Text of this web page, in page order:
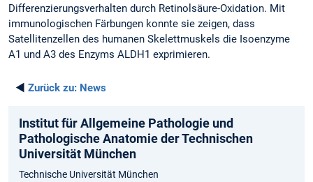
Differenzierungsverhalten durch Retinolsäure-Oxidation. Mit
immunologischen Färbungen konnte sie zeigen, dass
Satellitenzellen des humanen Skelettmuskels die Isoenzyme
A1 und A3 des Enzyms ALDH1 exprimieren.
◄ Zurück zu: News
Institut für Allgemeine Pathologie und
Pathologische Anatomie der Technischen
Universität München
Technische Universität München